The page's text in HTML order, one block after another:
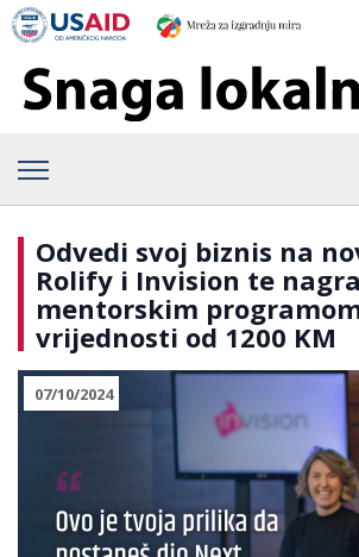
Odvedi svoj biznis na
Rolify i Invision te
mentorskim
vrijednosti od 1200 KM
07/10/2024